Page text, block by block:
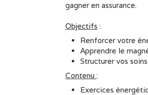
gagner en assurance.
Objectifs :
Renforcer votre
Apprendre le
Structurer vos
Contenu :
Exercices